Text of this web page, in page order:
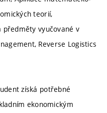
teorií,
předměty vyučované v
Reverse Logistics
získá potřebné
ekonomickým